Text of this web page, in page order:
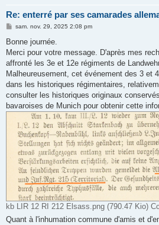
Re: enterré par ses camarades
M
s
a
g
sam. nov. 29, 2025 2:08 pm
Bonne journée.
Merci pour votre message. D'après mes
affronté les 3e et 12e régiments de
Malheureusement, cet événement des 3 et
dans les historiques régimentaires,
consulter les historiques originaux
bavaroises de Munich pour obtenir cette
kb LIR 12 RI 212 Elsass.png (790.47 Kio)
Quant à l'inhumation commune d'amis et